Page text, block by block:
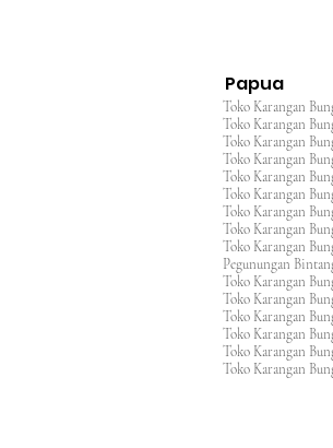
Papua
Toko Karangan
Toko Karangan
Toko Karangan
Toko Karangan
Toko Karangan
Toko Karangan
Toko Karangan
Toko Karangan
Toko Karangan
Pegunungan
Toko Karangan
Toko Karangan
Toko Karangan
Toko Karangan
Toko Karangan
Toko Karangan